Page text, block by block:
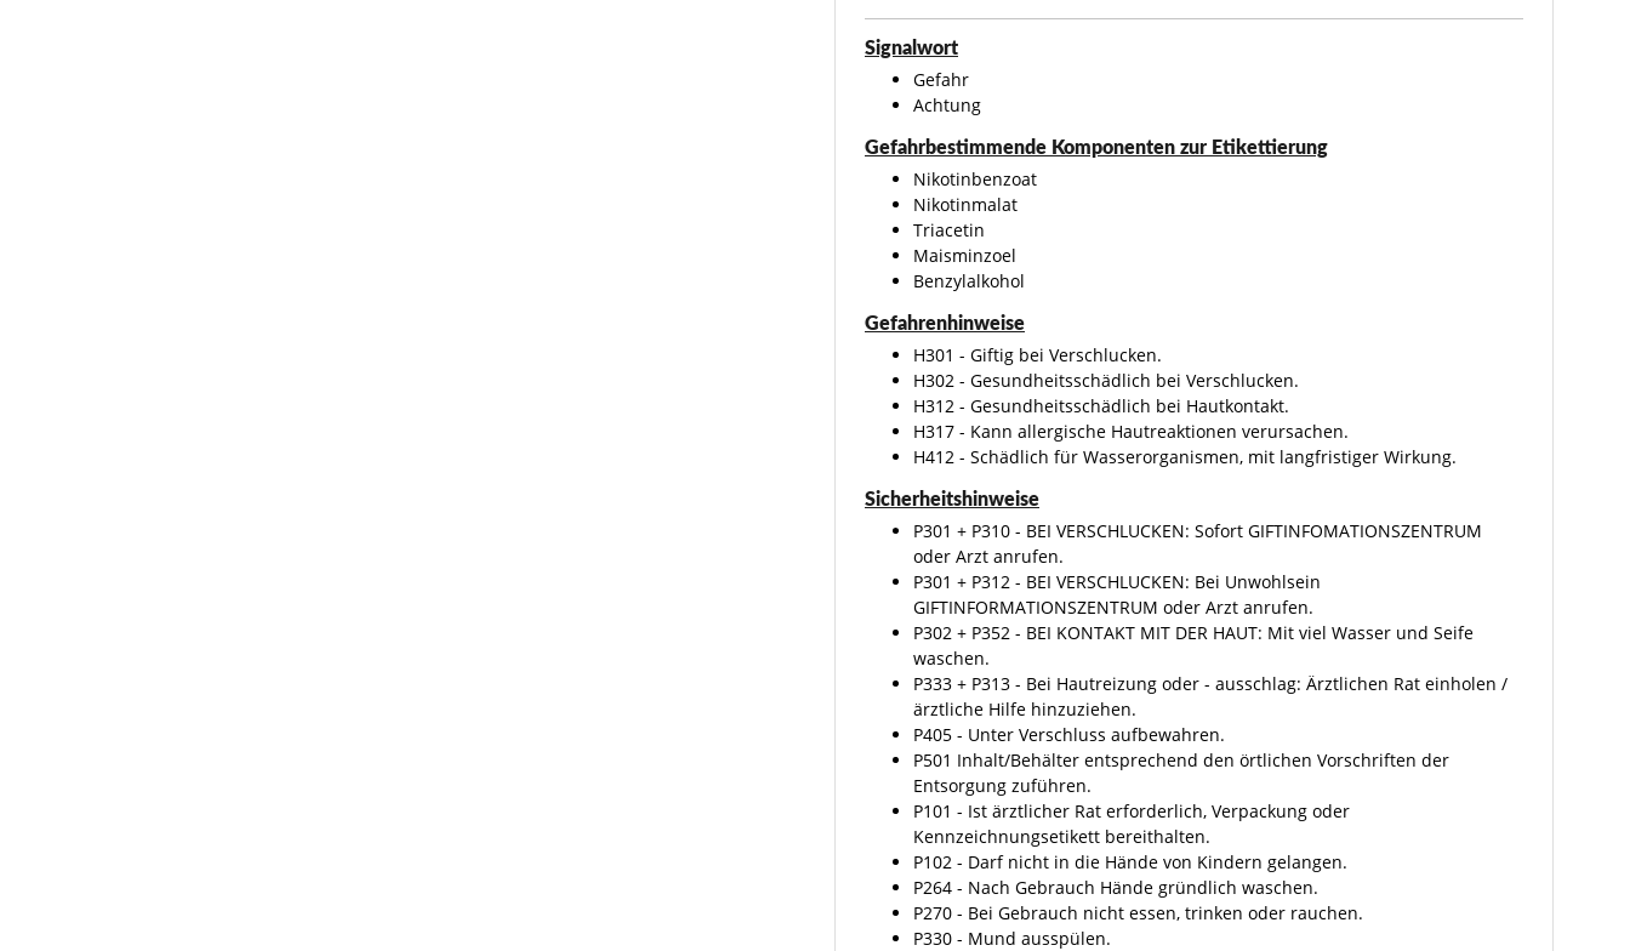
Signalwort
Gefahr
Achtung
Gefahrbestimmende Komponenten zur Etikettierung
Nikotinbenzoat
Nikotinmalat
Triacetin
Maisminzoel
Benzylalkohol
Gefahrenhinweise
H301 - Giftig bei Verschlucken.
H302 - Gesundheitsschädlich bei Verschlucken.
H312 - Gesundheitsschädlich bei Hautkontakt.
H317 - Kann allergische Hautreaktionen verursachen.
H412 - Schädlich für Wasserorganismen, mit langfristiger Wirkung.
Sicherheitshinweise
P301 + P310 - BEI VERSCHLUCKEN: Sofort GIFTINFOMATIONSZENTRUM
oder Arzt anrufen.
P301 + P312 - BEI VERSCHLUCKEN: Bei Unwohlsein
GIFTINFORMATIONSZENTRUM oder Arzt anrufen.
P302 + P352 - BEI KONTAKT MIT DER HAUT: Mit viel Wasser und Seife
waschen.
P333 + P313 - Bei Hautreizung oder - ausschlag: Ärztlichen Rat einholen /
ärztliche Hilfe hinzuziehen.
P405 - Unter Verschluss aufbewahren.
P501 Inhalt/Behälter entsprechend den örtlichen Vorschriften der
Entsorgung zuführen.
P101 - Ist ärztlicher Rat erforderlich, Verpackung oder
Kennzeichnungsetikett bereithalten.
P102 - Darf nicht in die Hände von Kindern gelangen.
P264 - Nach Gebrauch Hände gründlich waschen.
P270 - Bei Gebrauch nicht essen, trinken oder rauchen.
P330 - Mund ausspülen.